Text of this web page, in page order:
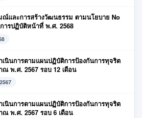
ณ์และการสร้างวัฒนธรรม ตามนโยบาย No
ารปฏิบัติหน้าที่ พ.ศ. 2568
เนินการตามแผนปฏิบัติการป้องกันการทุจริต
ณ พ.ศ. 2567 รอบ 12 เดือน
เนินการตามแผนปฏิบัติการป้องกันการทุจริต
ณ พ.ศ. 2567 รอบ 6 เดือน